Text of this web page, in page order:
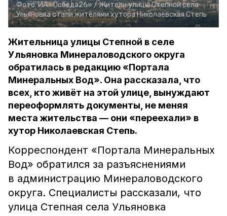
Фото:ИА «Победа26» /Жители улицы Степной села
Ульяновка стали жителями хутора Николаевская Степь
Жительница улицы Степной в селе
Ульяновка Минераловодского округа
обратилась в редакцию «Портала
Минеральных Вод». Она рассказала, что
всех, кто живёт на этой улице, вынуждают
переоформлять документы, не меняя
места жительства — они «переехали» в
хутор Николаевская Степь.
Корреспондент «Портала Минеральных
Вод» обратился за разъяснениями
в администрацию Минераловодского
округа. Специалисты рассказали, что
улица Степная села Ульяновка